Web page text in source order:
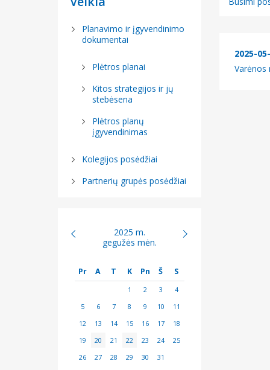
Planavimo ir įgyvendinimo
dokumentai
Plėtros planai
Kitos strategijos ir jų
stebėsena
Plėtros planų
įgyvendinimas
Kolegijos posėdžiai
Partnerių grupės posėdžiai
2025 m.
gegužės mėn.
Pr A T K Pn Š S
1 2 3
4
5
6 7 8 9 10
11
12
13 14 15 16 17
18
19
20 21 22 23 24
25
26
27 28 29 30 31
Įvykę
2025-
Varėnos